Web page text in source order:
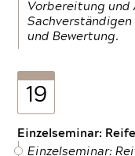
Vorbereitung und
und Bewertung.
19
Einzelseminar:
Einzelseminar: